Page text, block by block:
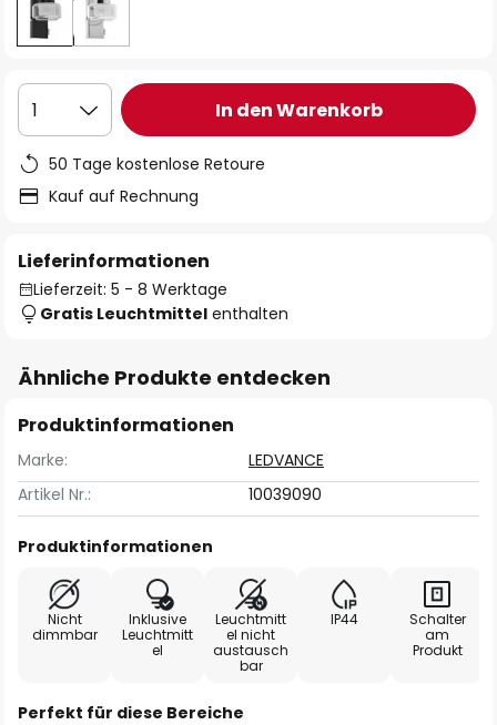
1 In den Warenkorb
50 Tage kostenlose Retoure
Kauf auf Rechnung
Lieferinformationen
Lieferzeit: 5 - 8 Werktage
Gratis Leuchtmittel enthalten
Ähnliche Produkte entdecken
Produktinformationen
Marke:
LEDVANCE
Artikel Nr.:
10039090
Produktinformationen
Nicht
dimmbar
Inklusive
Leuchtmitt
el
Leuchtmitt
el nicht
austausch
bar
IP44
Schalter
am
Produkt
Perfekt für diese Bereiche